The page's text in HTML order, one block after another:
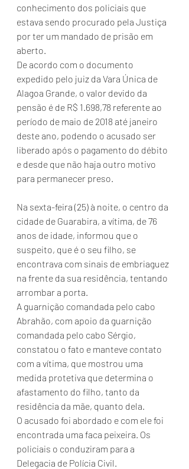
conhecimento dos policiais que
estava sendo procurado pela Justiça
por ter um mandado de prisão em
aberto.
De acordo com o documento
expedido pelo juiz da Vara Única de
Alagoa Grande, o valor devido da
pensão é de R$ 1.698,78 referente ao
período de maio de 2018 até janeiro
deste ano, podendo o acusado ser
liberado após o pagamento do débito
e desde que não haja outro motivo
para permanecer preso.
Na sexta-feira (25) à noite, o centro da
cidade de Guarabira, a vítima, de 76
anos de idade, informou que o
suspeito, que é o seu filho, se
encontrava com sinais de embriaguez
na frente da sua residência, tentando
arrombar a porta.
A guarnição comandada pelo cabo
Abrahão, com apoio da guarnição
comandada pelo cabo Sérgio,
constatou o fato e manteve contato
com a vítima, que mostrou uma
medida protetiva que determina o
afastamento do filho, tanto da
residência da mãe, quanto dela.
O acusado foi abordado e com ele foi
encontrada uma faca peixeira. Os
policiais o conduziram para a
Delegacia de Polícia Civil.